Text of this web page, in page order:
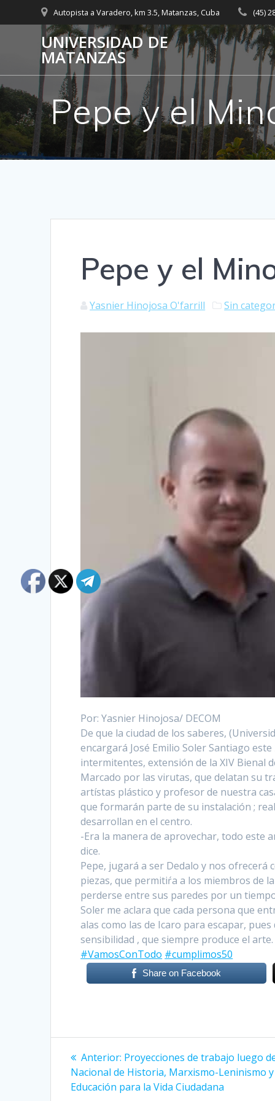
al
contenido
Autopista a Varadero, km 3.5, Matanzas, Cuba (45)
UNIVERSIDAD DE
MATANZAS
Pepe y el
Pepe y el
Yasnier Hinojosa O'farrill Sin
Por:Yasnier Hinojosa/ DECOM
De que la ciudad de los saberes,
encargará José Emilio Soler Santiago
intermitentes, extensión de la XIV Bienal
Marcado por las virutas, que delatan su
artístas plástico y profesor de nuestra
que formarán parte de su instalación ;
desarrollan en el centro.
-Era la manera de aprovechar, todo este
dice.
Pepe, jugará a ser Dedalo y nos
piezas, que permitiŕa a los miembros de
perderse entre sus paredes por un
Soler me aclara que cada persona que
alas como las de Icaro para escapar,
sensibilidad , que siempre produce el arte.
#VamosConTodo #cumplimos50
Share on Facebook
Navegación
de
Anterior: Entrada
anterior:
Proyecciones de trabajo luego
Nacional de Historia, Marxismo-Leninismo y
Educación para la Vida Ciudadana